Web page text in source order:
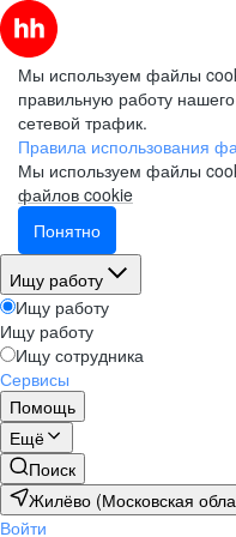
Мы используем файлы
правильную работу
сетевой трафик.
Правила использования
Мы используем файлы
файлов cookie
Понятно
Ищу работу
Ищу работу
Ищу работу
Ищу сотрудника
Сервисы
Помощь
Ещё
Поиск
Жилёво (Московская
Войти